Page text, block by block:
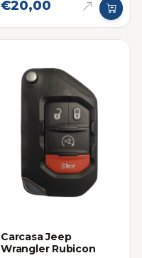
€20,00
Carcasa Jeep
Wrangler Rubicon